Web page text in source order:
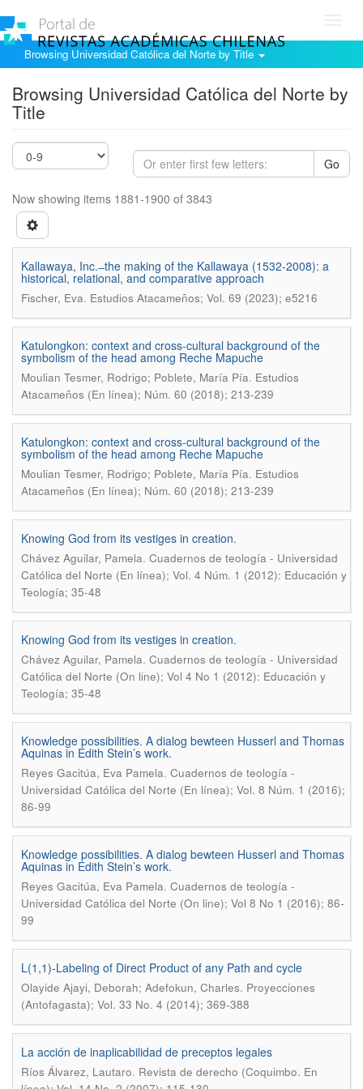
Browsing Universidad Católica del Norte by Title
Browsing Universidad Católica del Norte by
Title
Go
Now showing items 1881-1900 of 3843
Kallawaya, Inc. ̶ the making of the Kallawaya (1532-2008): a
historical, relational, and comparative approach
Fischer, Eva. Estudios Atacameños; Vol. 69 (2023); e5216
Katulongkon: context and cross-cultural background of the
symbolism of the head among Reche Mapuche
Moulian Tesmer, Rodrigo; Poblete, María Pía. Estudios
Atacameños (En línea); Núm. 60 (2018); 213-239
Katulongkon: context and cross-cultural background of the
symbolism of the head among Reche Mapuche
Moulian Tesmer, Rodrigo; Poblete, María Pía. Estudios
Atacameños (En línea); Núm. 60 (2018); 213-239
Knowing God from its vestiges in creation.
Chávez Aguilar, Pamela. Cuadernos de teología - Universidad
Católica del Norte (En línea); Vol. 4 Núm. 1 (2012): Educación y
Teología; 35-48
Knowing God from its vestiges in creation.
Chávez Aguilar, Pamela. Cuadernos de teología - Universidad
Católica del Norte (On line); Vol 4 No 1 (2012): Educación y
Teología; 35-48
Knowledge possibilities. A dialog bewteen Husserl and Thomas
Aquinas in Edith Stein’s work.
Reyes Gacitúa, Eva Pamela. Cuadernos de teología -
Universidad Católica del Norte (En línea); Vol. 8 Núm. 1 (2016);
86-99
Knowledge possibilities. A dialog bewteen Husserl and Thomas
Aquinas in Edith Stein’s work.
Reyes Gacitúa, Eva Pamela. Cuadernos de teología -
Universidad Católica del Norte (On line); Vol 8 No 1 (2016); 86-
99
L(1,1)-Labeling of Direct Product of any Path and cycle
Olayide Ajayi, Deborah; Adefokun, Charles. Proyecciones
(Antofagasta); Vol. 33 No. 4 (2014); 369-388
La acción de inaplicabilidad de preceptos legales
Ríos Álvarez, Lautaro. Revista de derecho (Coquimbo. En